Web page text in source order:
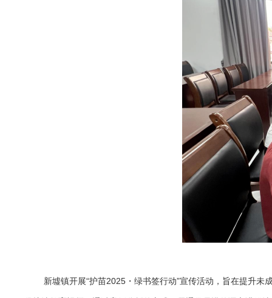
新墟镇开展“护苗2025・绿书签行动”宣传活动，旨在提升